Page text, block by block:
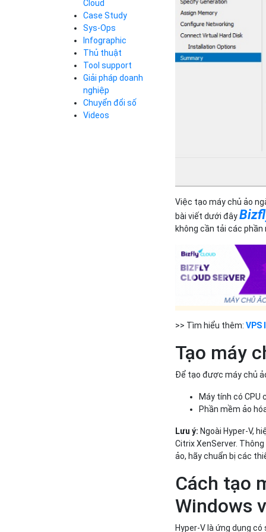
Bảng giá
Bảng giá
Việc tạo máy chủ ảo
bài viết dưới đây
không cần tải các phần
>> Tìm hiểu thêm:VPS
Tạo máy
Để tạo được máy chủ
Máy tính có CPU
Phần mềm ảo
Lưu ý: Ngoài Hyper-V,
Citrix XenServer.
ảo, hãy chuẩn bị các
Cách tạo
Windows
Hyper-V là ứng dụng
Cloud Database
Call Center
Business Email
Simple Storage
VPN
Traffic Manager
Cloud VPS
Kafka
Videos
Cloud
Q&A về Bizfly
Cloud Server
Thao tác kết nối
tới server
Videos
Q&A về Bizfly
Business Email
Videos
Case Study
Sys-Ops
Infographic
Thủ thuật
Tool support
Giải pháp doanh
nghiệp
Chuyển đổi số
Videos